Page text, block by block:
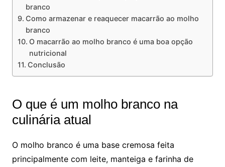
branco
Como armazenar e reaquecer macarrão ao molho
branco
O macarrão ao molho branco é uma boa opção
nutricional
Conclusão
O que é um molho branco na
culinária atual
O molho branco é uma base cremosa feita
principalmente com leite, manteiga e farinha de